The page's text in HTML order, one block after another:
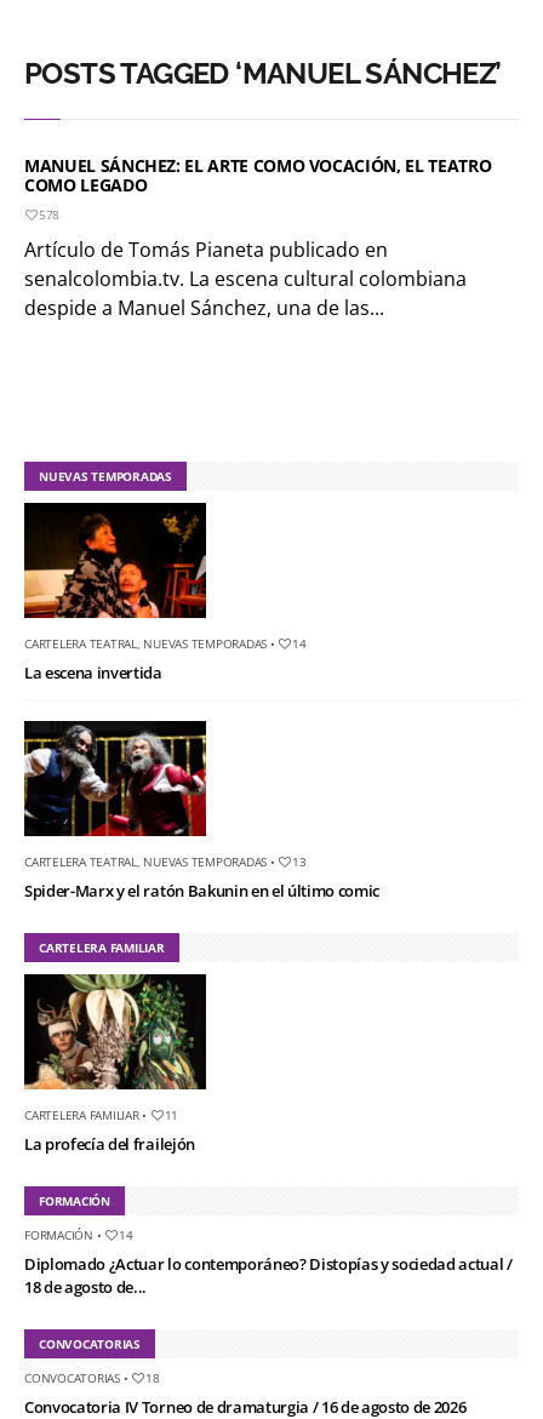
POSTS TAGGED ‘MANUEL SÁNCHEZ’
MANUEL SÁNCHEZ: EL ARTE COMO VOCACIÓN, EL TEATRO
COMO LEGADO
578
Artículo de Tomás Pianeta publicado en
senalcolombia.tv. La escena cultural colombiana
despide a Manuel Sánchez, una de las...
NUEVAS TEMPORADAS
CARTELERA TEATRAL NUEVAS TEMPORADAS • 14
La escena invertida
CARTELERA TEATRAL NUEVAS TEMPORADAS • 13
Spider-Marx y el ratón Bakunin en el último comic
CARTELERA FAMILIAR
CARTELERA FAMILIAR• 11
La profecía del frailejón
FORMACIÓN
FORMACIÓN • 14
Diplomado ¿Actuar lo contemporáneo? Distopías y sociedad actual /
18 de agosto de...
CONVOCATORIAS
CONVOCATORIAS• 18
Convocatoria IV Torneo de dramaturgia / 16 de agosto de 2026